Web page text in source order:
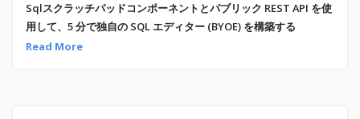
Sqlスクラッチパッドコンポーネントとパブリック REST API を使
用して、5 分で独自の SQL エディター (BYOE) を構築する
Read More